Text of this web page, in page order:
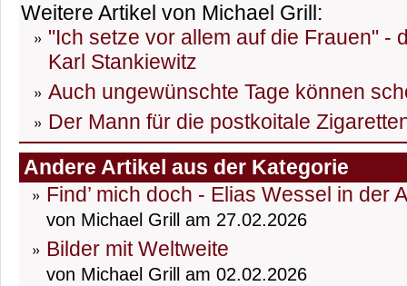
Weitere Artikel von Michael Grill:
"Ich setze vor allem auf die Frauen" -
Karl Stankiewitz
Auch ungewünschte Tage können
Der Mann für die postkoitale
Andere Artikel aus der Kategorie
Find’ mich doch - Elias Wessel in der
von Michael Grill am 27.02.2026
Bilder mit Weltweite
von Michael Grill am 02.02.2026